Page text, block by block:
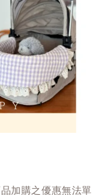
加購之優惠無法單